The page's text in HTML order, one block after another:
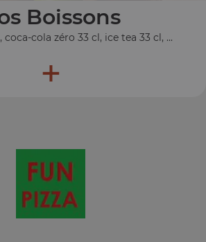
Boissons
coca-cola zéro 33 cl, ice tea 33 cl, ...
+